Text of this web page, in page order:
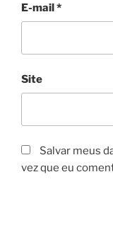
E-mail*
Site
Salvar meus
vez que eu